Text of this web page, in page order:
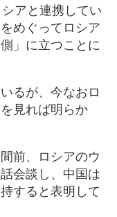
アと連携してい
めぐってロシア
」に立つことに
るが、今なおロ
見れば明らか
前、ロシアのウ
会談し、中国は
すると表明して